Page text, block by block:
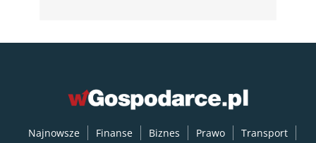
Najnowsze Finanse Biznes Prawo Transport